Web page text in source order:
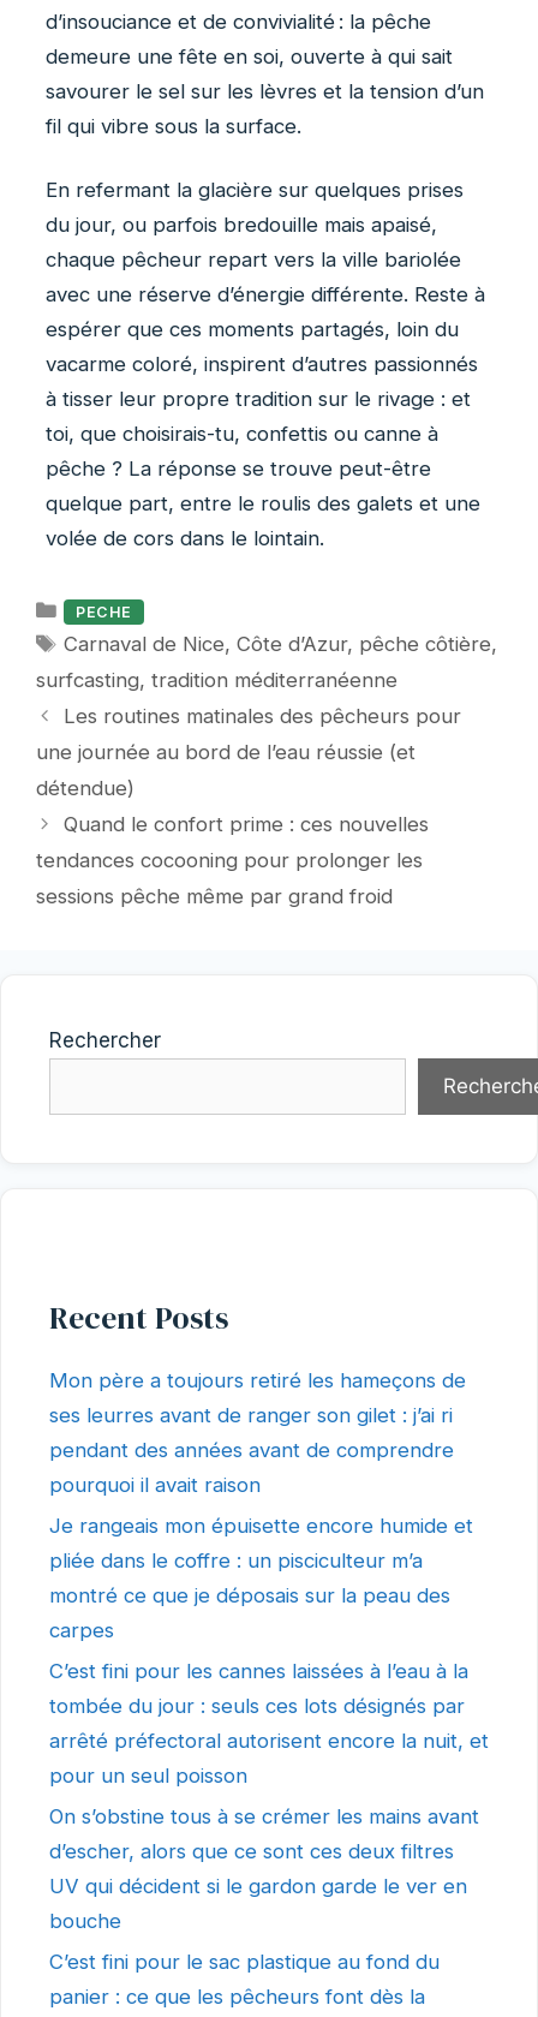
d’insouciance et de convivialité : la pêche
demeure une fête en soi, ouverte à qui sait
savourer le sel sur les lèvres et la tension d’un
fil qui vibre sous la surface.
En refermant la glacière sur quelques prises
du jour, ou parfois bredouille mais apaisé,
chaque pêcheur repart vers la ville bariolée
avec une réserve d’énergie différente. Reste à
espérer que ces moments partagés, loin du
vacarme coloré, inspirent d’autres passionnés
à tisser leur propre tradition sur le rivage : et
toi, que choisirais-tu, confettis ou canne à
pêche ? La réponse se trouve peut-être
quelque part, entre le roulis des galets et une
volée de cors dans le lointain.
Catégories
PECHE
Étiquettes
Carnaval de Nice,Côte d’Azur, pêche côtière,
surfcasting, tradition méditerranéenne
Les routines matinales des pêcheurs pour
une journée au bord de l’eau réussie (et
détendue)
Quand le confort prime : ces nouvelles
tendances cocooning pour prolonger les
sessions pêche même par grand froid
Rechercher
Recent Posts
Mon père a toujours retiré les hameçons de
ses leurres avant de ranger son gilet : j’ai ri
pendant des années avant de comprendre
pourquoi il avait raison
Je rangeais mon épuisette encore humide et
pliée dans le coffre : un pisciculteur m’a
montré ce que je déposais sur la peau des
carpes
C’est fini pour les cannes laissées à l’eau à la
tombée du jour : seuls ces lots désignés par
arrêté préfectoral autorisent encore la nuit, et
pour un seul poisson
On s’obstine tous à se crémer les mains avant
d’escher, alors que ce sont ces deux filtres
UV qui décident si le gardon garde le ver en
bouche
C’est fini pour le sac plastique au fond du
panier : ce que les pêcheurs font dès la